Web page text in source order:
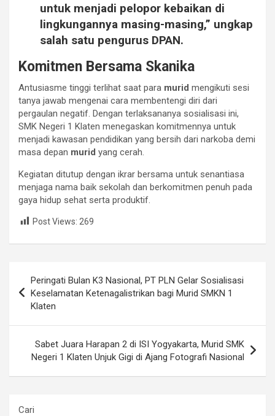
untuk menjadi pelopor kebaikan di
lingkungannya masing-masing,” ungkap
salah satu pengurus DPAN.
Komitmen Bersama Skanika
Antusiasme tinggi terlihat saat para murid mengikuti sesi
tanya jawab mengenai cara membentengi diri dari
pergaulan negatif. Dengan terlaksananya sosialisasi ini,
SMK Negeri 1 Klaten menegaskan komitmennya untuk
menjadi kawasan pendidikan yang bersih dari narkoba demi
masa depan murid yang cerah.
Kegiatan ditutup dengan ikrar bersama untuk senantiasa
menjaga nama baik sekolah dan berkomitmen penuh pada
gaya hidup sehat serta produktif.
Post Views: 269
navigation
Peringati Bulan K3 Nasional, PT PLN Gelar Sosialisasi
Keselamatan Ketenagalistrikan bagi Murid SMKN 1
Klaten
Sabet Juara Harapan 2 di ISI Yogyakarta, Murid SMK
Negeri 1 Klaten Unjuk Gigi di Ajang Fotografi Nasional
Cari